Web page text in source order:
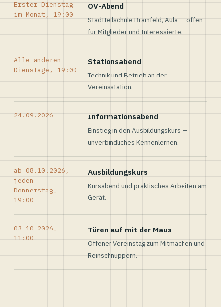
Erster Dienstag
im Monat, 19:00
OV-Abend
Stadtteilschule Bramfeld, Aula — offen
für Mitglieder und Interessierte.
Alle anderen
Dienstage, 19:00
Stationsabend
Technik und Betrieb an der
Vereinsstation.
24.09.2026 Informationsabend
Einstieg in den Ausbildungskurs —
unverbindliches Kennenlernen.
ab 08.10.2026,
jeden
Donnerstag,
19:00
Ausbildungskurs
Kursabend und praktisches Arbeiten am
Gerät.
03.10.2026,
11:00
Türen auf mit der Maus
Offener Vereinstag zum Mitmachen und
Reinschnuppern.